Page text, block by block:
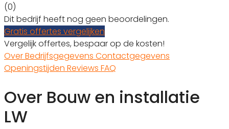
(0)
Dit bedrijf heeft nog geen beoordelingen.
Gratis offertes vergelijken
Vergelijk offertes, bespaar op de kosten!
OverBedrijfsgegevens Contactgegevens
Openingstijden Reviews FAQ
Over Bouw en installatie
LW